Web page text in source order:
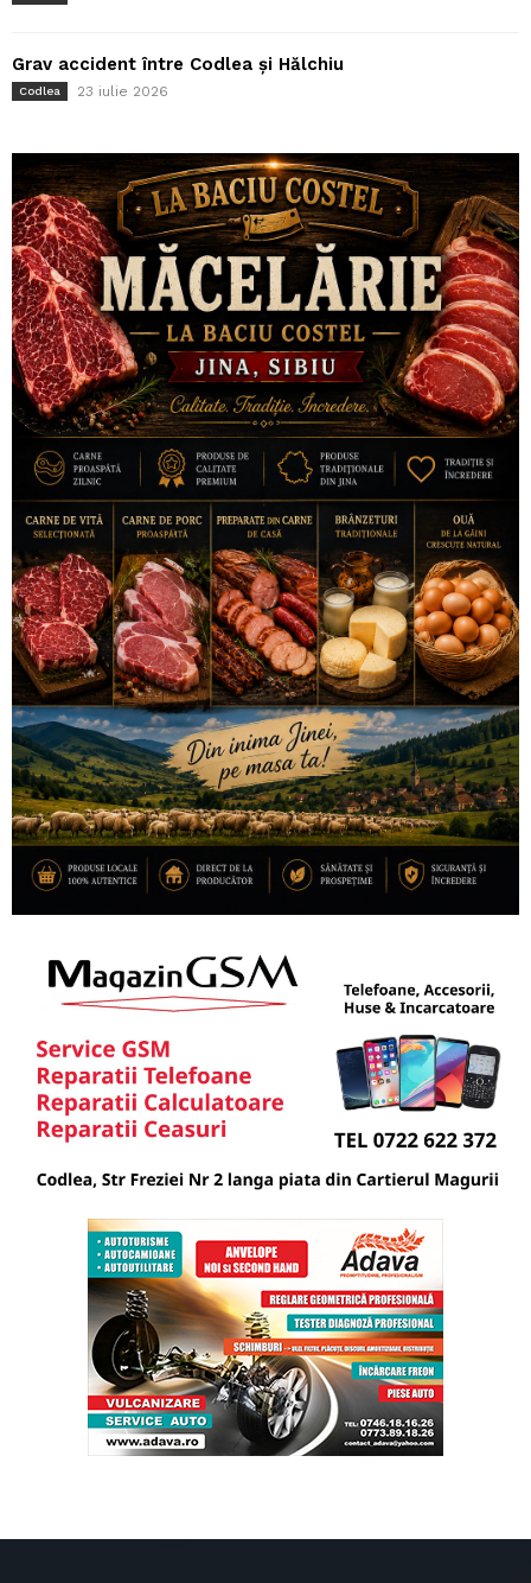
Grav accident între Codlea și Hălchiu
Codlea 23 iulie 2026